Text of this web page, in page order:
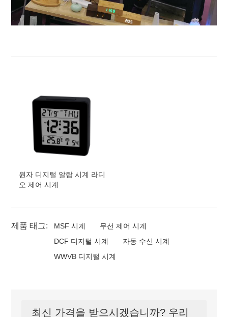
원자 디지털 알람 시계 라디
오 제어 시계
제품 태그: MSF 시계
무선 제어 시계
DCF 디지털 시계
자동 수신 시계
WWVB 디지털 시계
최신 가격을 받으시겠습니까? 우리